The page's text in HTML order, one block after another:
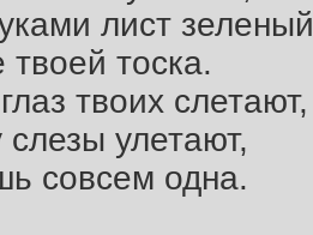
лист
тоска.
твоих слетают,
слезы улетают,
совсем одна.